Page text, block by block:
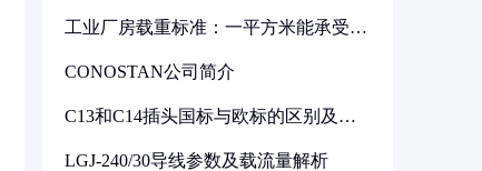
工业厂房载重标准：一平方米能承受多
CONOSTAN公司简介
C13和C14插头国标与欧标的区别及其
LGJ-240/30导线参数及载流量解析